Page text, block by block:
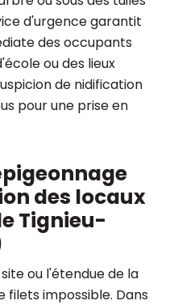
d'urgence garantit
des occupants
ou des lieux
de nidification
pour une prise en
des locaux
Tignieu-
ou l'étendue de la
filets impossible. Dans